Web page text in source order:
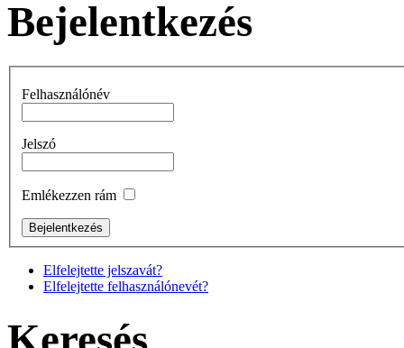
Bejelentkezés
Felhasználónév
Jelszó
Emlékezzen rám
Elfelejtette jelszavát?
Elfelejtette felhasználónevét?